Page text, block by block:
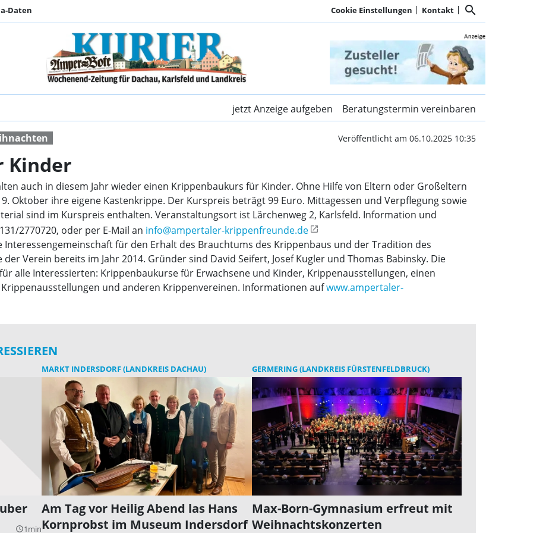
Daten Cookie Einstellungen Kontakt search
Krippenbaukurs für Kinder | Kurier Dachau
jetzt Anzeige aufgeben Beratungstermin vereinbaren
Veröffentlicht am 06.10.2025 10:35
Kinder
auch in diesem Jahr wieder einen Krippenbaukurs für Kinder. Ohne Hilfe von Eltern oder Großeltern
Oktober ihre eigene Kastenkrippe. Der Kurspreis beträgt 99 Euro. Mittagessen und Verpflegung sowie
sind im Kurspreis enthalten. Veranstaltungsort ist Lärchenweg 2, Karlsfeld. Information und
2770720, oder per E-Mail an info@ampertaler-krippenfreunde.de
für den Erhalt des Brauchtums des Krippenbaus und der Tradition des
Verein bereits im Jahr 2014. Gründer sind David Seifert, Josef Kugler und Thomas Babinsky. Die
alle Interessierten: Krippenbaukurse für Erwachsene und Kinder, Krippenausstellungen, einen
und anderen Krippenvereinen. Informationen aufwww.ampertaler-
query_builder1min
MARKT INDERSDORF (LANDKREIS DACHAU)
Am Tag vor Heilig Abend las Hans
Kornprobst im Museum Indersdorf
GERMERING (LANDKREIS FÜRSTENFELDBRUCK)
Max-Born-Gymnasium erfreut mit
Weihnachtskonzerten